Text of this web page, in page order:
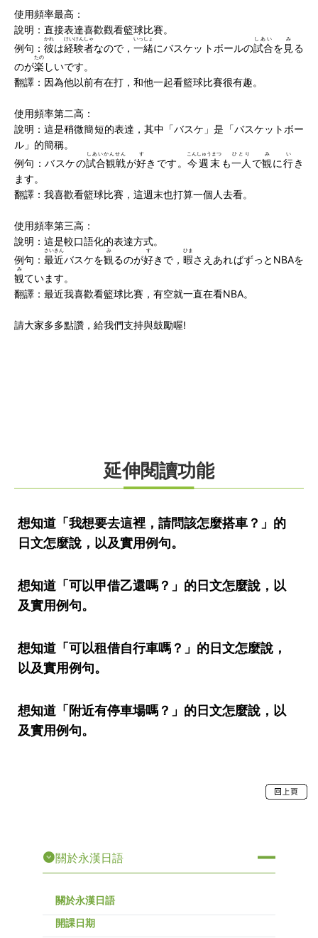
使用頻率最高：
說明：直接表達喜歡觀看籃球比賽。
例句： 彼
かれ
は経験者
けいけんしゃ
なので， 一緒
いっしょ
にバスケットボールの試合
しあい
を 見
み
る
のが楽
たの
しいです。
翻譯：因為他以前有在打，和他一起看籃球比賽很有趣。
使用頻率第二高：
說明：這是稍微簡短的表達，其中「バスケ」是「バスケットボー
ル」的簡稱。
例句：バスケの試合観戦
しあいかんせん
が好
す
きです。 今週末
こんしゅうまつ
も一人
ひとり
で観
み
に行
い
き
ます。
翻譯：我喜歡看籃球比賽，這週末也打算一個人去看。
使用頻率第三高：
說明：這是較口語化的表達方式。
例句： 最近
さいきん
バスケを観
み
るのが好
す
きで， 暇
ひま
さえあればずっとNBAを
観
み
ています。
翻譯：最近我喜歡看籃球比賽，有空就一直在看NBA。
請大家多多點讚，給我們支持與鼓勵喔!
延伸閱讀功能
想知道「我想要去這裡，請問該怎麼搭車？」的
日文怎麼說，以及實用例句。
想知道「可以甲借乙還嗎？」的日文怎麼說，以
及實用例句。
想知道「可以租借自行車嗎？」的日文怎麼說，
以及實用例句。
想知道「附近有停車場嗎？」的日文怎麼說，以
及實用例句。
關於永漢日語
關於永漢日語
開課日期